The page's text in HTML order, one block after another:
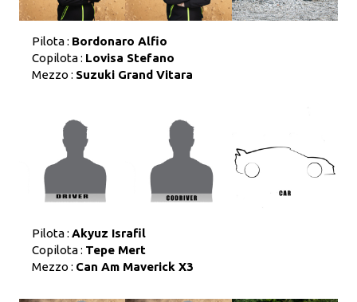
Pilota : Bordonaro Alfio
Copilota : Lovisa Stefano
Mezzo : Suzuki Grand Vitara
Pilota : Akyuz Israfil
Copilota : Tepe Mert
Mezzo : Can Am Maverick X3